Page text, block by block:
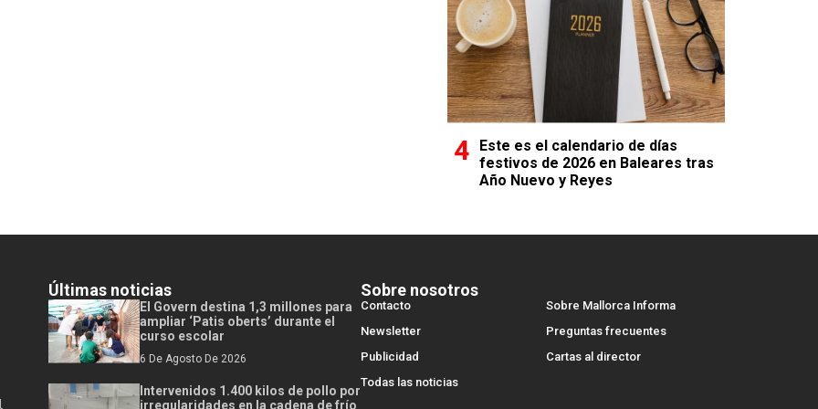
Este es el calendario de días
festivos de 2026 en Baleares tras
Año Nuevo y Reyes
Últimas noticias
El Govern destina 1,3 millones para
ampliar ‘Patis oberts’ durante el
curso escolar
6 De Agosto De 2026
Intervenidos 1.400 kilos de pollo por
irregularidades en la cadena de frío
Sobre nosotros
Contacto
Sobre Mallorca Informa
Newsletter
Preguntas frecuentes
Publicidad
Cartas al director
Todas las noticias